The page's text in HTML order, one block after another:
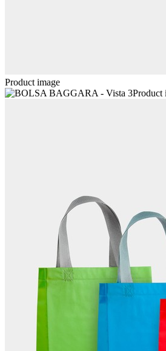
Product image
Product